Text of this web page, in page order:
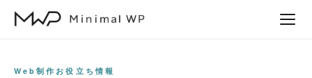
Web制作お役立ち情報